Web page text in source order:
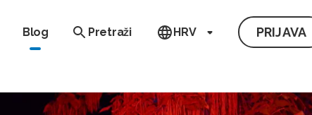
Blog Pretraži HRV PRIJAVA